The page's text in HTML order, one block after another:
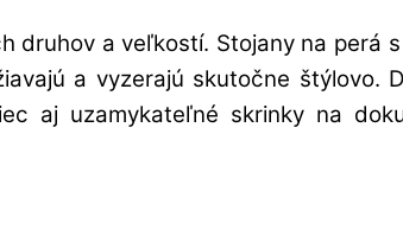
a veľkostí. Stojany na perá
a vyzerajú skutočne štýlovo.
aj uzamykateľné skrinky na